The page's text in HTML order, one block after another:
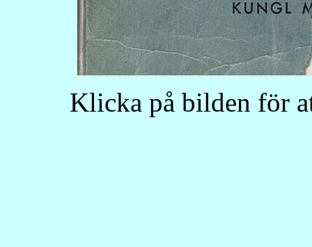
Klicka på bilden för